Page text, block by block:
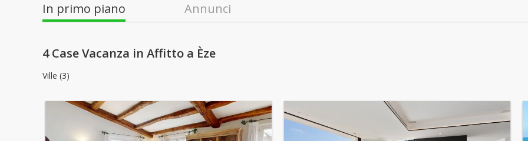
In primo piano Annunci
4 Case Vacanza in Affitto a Èze
Ville (3)